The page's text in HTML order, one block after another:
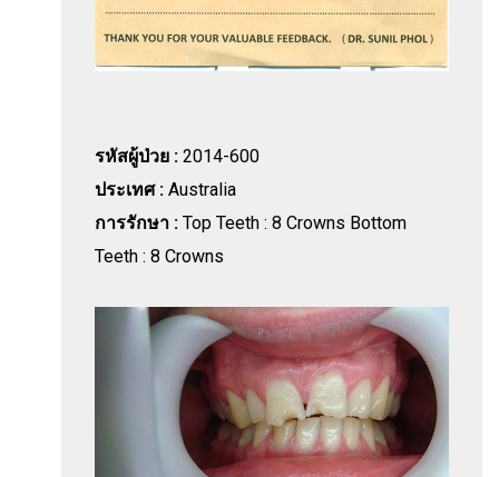
รหัสผู้ป่วย : 2014-600
ประเทศ : Australia
การรักษา : Top Teeth : 8 Crowns Bottom
Teeth : 8 Crowns